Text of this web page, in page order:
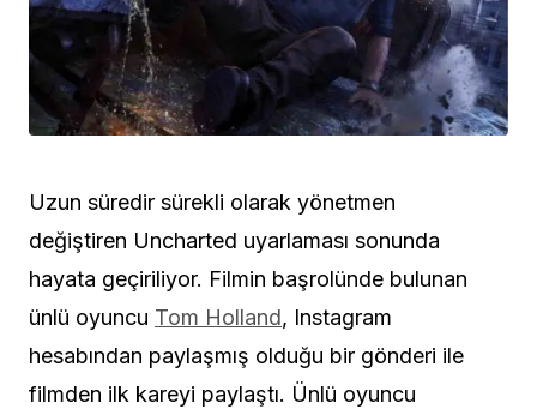
Uzun süredir sürekli olarak yönetmen
değiştiren Uncharted uyarlaması sonunda
hayata geçiriliyor. Filmin başrolünde bulunan
ünlü oyuncu Tom Holland, Instagram
hesabından paylaşmış olduğu bir gönderi ile
filmden ilk kareyi paylaştı. Ünlü oyuncu